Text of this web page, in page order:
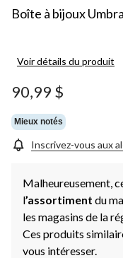
Boîte à bijoux
Voir détails du produit
90,99 $
Mieux notés
Inscrivez-vous aux
Malheureusement,
l’assortiment du
les magasins de la
Ces produits
vous intéresser.